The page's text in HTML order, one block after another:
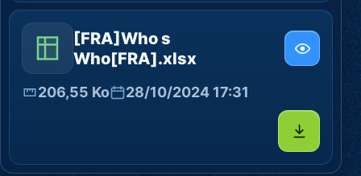
[FRA]Who s
Who[FRA].xlsx
206,55 Ko 28/10/2024 17:31